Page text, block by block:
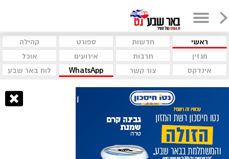
ראשי חדשות ספורט
קהילה
מגזין
תרבות אירועים
אוכל
אינדקס
צור קשר WhatsApp לוח באר שבע